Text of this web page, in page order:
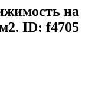
на
ID: f4705